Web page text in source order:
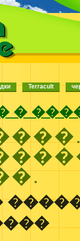
Terracult
�